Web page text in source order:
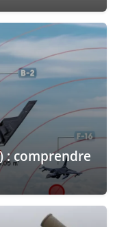
: comprendre